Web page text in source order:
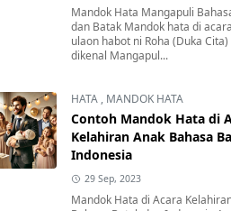
Mandok Hata Mangapuli
dan Batak Mandok hata di
ulaon habot ni Roha (Duka
dikenal Mangapul...
HATA , MANDOK HATA
Contoh Mandok Hata di
Kelahiran Anak Bahasa
Indonesia
29 Sep, 2023
Mandok Hata di Acara